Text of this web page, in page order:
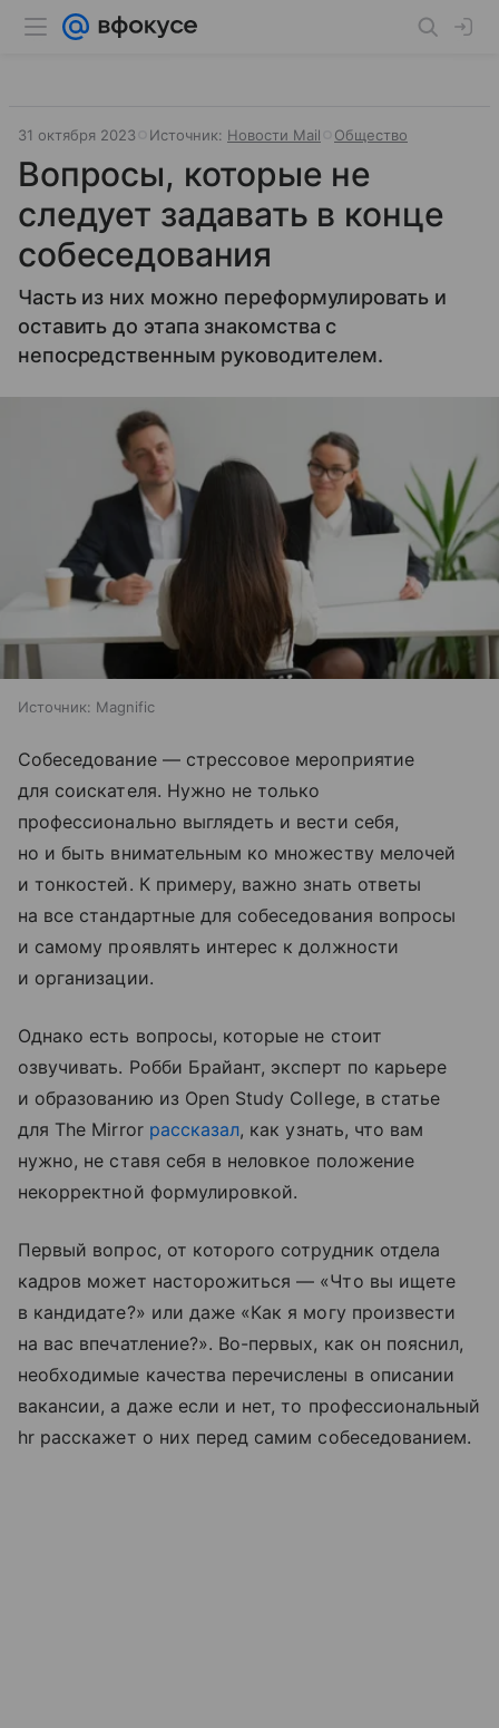
31 октября 2023 Источник: Новости Mail Общество
Вопросы, которые не
следует задавать в конце
собеседования
Часть из них можно переформулировать и
оставить до этапа знакомства с
непосредственным руководителем.
Источник: Magnific
Собеседование — стрессовое мероприятие
для соискателя. Нужно не только
профессионально выглядеть и вести себя,
но и быть внимательным ко множеству мелочей
и тонкостей. К примеру, важно знать ответы
на все стандартные для собеседования вопросы
и самому проявлять интерес к должности
и организации.
Однако есть вопросы, которые не стоит
озвучивать. Робби Брайант, эксперт по карьере
и образованию из Open Study College, в статье
для The Mirror рассказал, как узнать, что вам
нужно, не ставя себя в неловкое положение
некорректной формулировкой.
Первый вопрос, от которого сотрудник отдела
кадров может насторожиться — «Что вы ищете
в кандидате?» или даже «Как я могу произвести
на вас впечатление?». Во-первых, как он пояснил,
необходимые качества перечислены в описании
вакансии, а даже если и нет, то профессиональный
hr расскажет о них перед самим собеседованием.